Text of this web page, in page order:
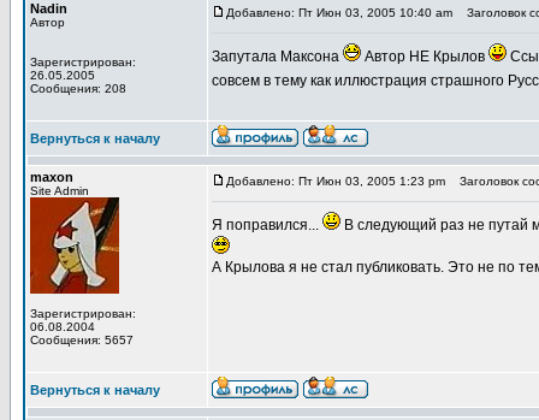
Nadin
Автор
Зарегистрирован:
26.05.2005
Сообщения: 208
Добавлено: Пт Июн 03, 2005 10:40 am Заголовок
Запутала Максона Автор НЕ Крылов
совсем в тему как иллюстрация страшного
Вернуться к началу
maxon
Site Admin
Зарегистрирован:
06.08.2004
Сообщения: 5657
Добавлено: Пт Июн 03, 2005 1:23 pm Заголовок
Я поправился... В следующий раз не путай
А Крылова я не стал публиковать. Это не по
Вернуться к началу